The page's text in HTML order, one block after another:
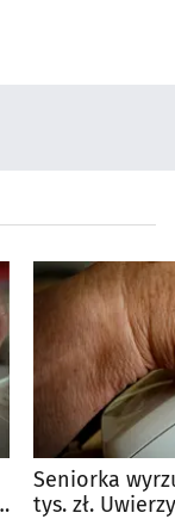
Seniorka
tys. zł.